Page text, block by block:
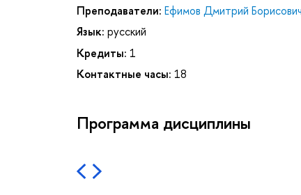
Преподаватели: Ефимов Дмитрий Борисович
Язык: русский
Кредиты: 1
Контактные часы: 18
Программа дисциплины